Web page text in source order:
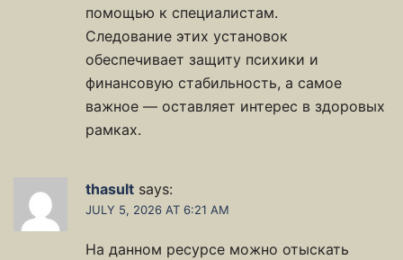
помощью к специалистам.
Следование этих установок
обеспечивает защиту психики и
финансовую стабильность, а самое
важное — оставляет интерес в здоровых
рамках.
thasult says:
JULY 5, 2026 AT 6:21 AM
На данном ресурсе можно отыскать